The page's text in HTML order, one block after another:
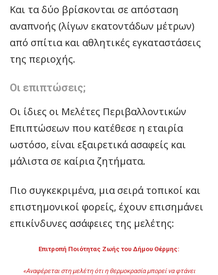
Και τα δύο βρίσκονται σε απόσταση
αναπνοής (λίγων εκατοντάδων μέτρων)
από σπίτια και αθλητικές εγκαταστάσεις
της περιοχής.
Οι επιπτώσεις;
Οι ίδιες οι Μελέτες Περιβαλλοντικών
Επιπτώσεων που κατέθεσε η εταιρία
ωστόσο, είναι εξαιρετικά ασαφείς και
μάλιστα σε καίρια ζητήματα.
Πιο συγκεκριμένα, μια σειρά τοπικοί και
επιστημονικοί φορείς, έχουν επισημάνει
επικίνδυνες ασάφειες της μελέτης:
Επιτροπή Ποιότητας Ζωής του Δήμου Θέρμης:
«Αναφέρεται στη μελέτη ότι η θερμοκρασία μπορεί να φτάνει